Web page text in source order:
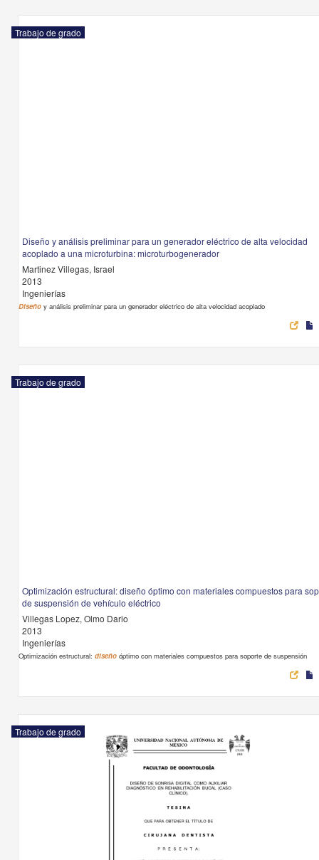
Trabajo de grado
Diseño y análisis preliminar para un generador eléctrico de alta velocidad
acoplado a una microturbina: microturbogenerador
Martinez Villegas, Israel
2013
Ingenierías
Diseño y análisis preliminar para un generador eléctrico de alta velocidad acoplado
Trabajo de grado
Optimización estructural: diseño óptimo con materiales compuestos para
de suspensión de vehículo eléctrico
Villegas Lopez, Olmo Dario
2013
Ingenierías
Optimización estructural:diseño óptimo con materiales compuestos para soporte de suspensión
Trabajo de grado